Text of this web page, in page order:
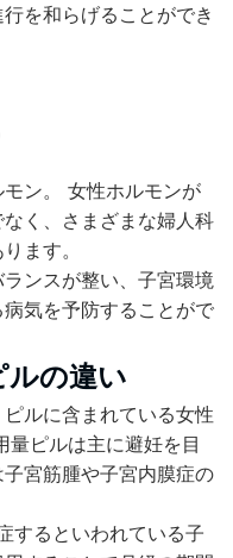
を和らげることができ
ン。 女性ホルモンが
く、さまざまな婦人科
ます。
ンスが整い、子宮環境
気を予防することがで
ルの違い
ルに含まれている女性
量ピルは主に避妊を目
宮筋腫や子宮内膜症の
するといわれている子